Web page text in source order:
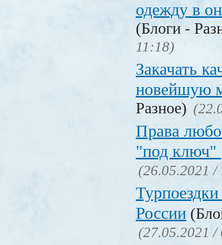
одежду в
(Блоги -
11:18)
Закачать
новейшую
Разное)
Права
"под ключ"
(26.05.2021 /
России
(27.05.2021 /